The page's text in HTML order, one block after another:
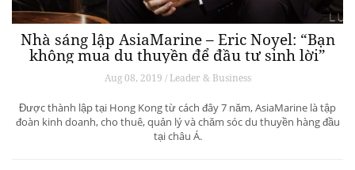
Nhà sáng lập AsiaMarine – Eric Noyel: “Bạn
không mua du thuyền để đầu tư sinh lời”
Aug 08, 2019 / Leader & Business
Được thành lập tại Hong Kong từ cách đây 7 năm, AsiaMarine là tập
đoàn kinh doanh, cho thuê, quản lý và chăm sóc du thuyền hàng đầu
tại châu Á.